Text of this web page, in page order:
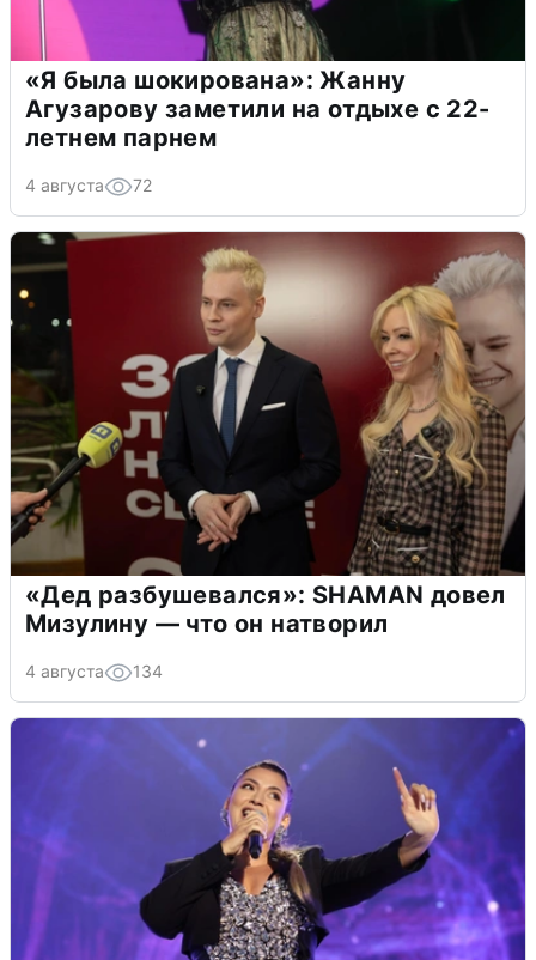
«Я была шокирована»: Жанну
Агузарову заметили на отдыхе с 22-
летнем парнем
4 августа 72
«Дед разбушевался»: SHAMAN довел
Мизулину — что он натворил
4 августа 134